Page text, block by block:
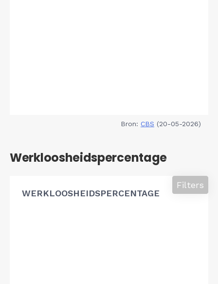
Bron: CBS (20-05-2026)
Werkloosheidspercentage
WERKLOOSHEIDSPERCENTAGE
Filters